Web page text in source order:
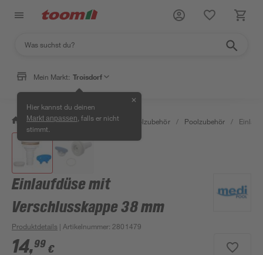
Mein Markt: Troisdorf
Hier kannst du deinen
Markt anpassen , falls er nicht
stimmt.
✕
/ Garten & Freizeit / Pools & Poolzubehör / Poolzubehör /
Einlaufdüse mit
Verschlusskappe 38 mm
Produktdetails | Artikelnummer: 2801479
14,99 €